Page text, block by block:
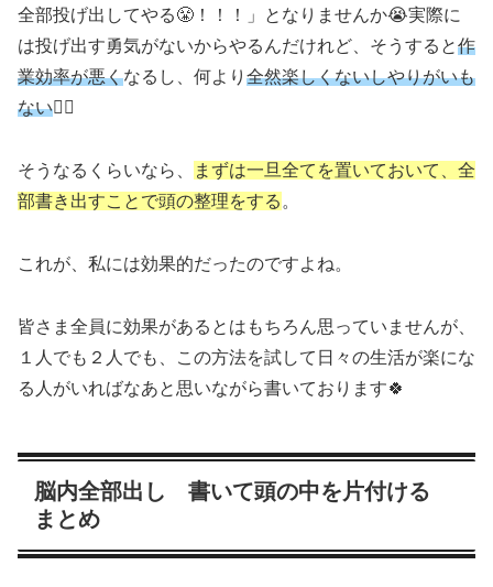
全部投げ出してやる😤！！！」となりませんか😭実際に
は投げ出す勇気がないからやるんだけれど、そうすると作
業効率が悪くなるし、何より 全然楽しくないしやりがいも
ない🤦‍♀️
そうなるくらいなら、
まずは一旦全てを置いておいて、全
部書き出すことで頭の整理をする 。
これが、私には効果的だったのですよね。
皆さま全員に効果があるとはもちろん思っていませんが、
１人でも２人でも、この方法を試して日々の生活が楽にな
る人がいればなあと思いながら書いております🍀
脳内全部出し 書いて頭の中を片付ける
まとめ